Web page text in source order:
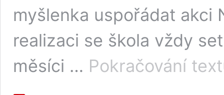
myšlenka uspořádat akci
realizaci se škola vždy
měsíci … Pokračování